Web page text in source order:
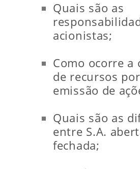
Quais são as
acionistas;
Como ocorre a
de recursos
emissão de
Quais são as
entre S.A.
fechada;